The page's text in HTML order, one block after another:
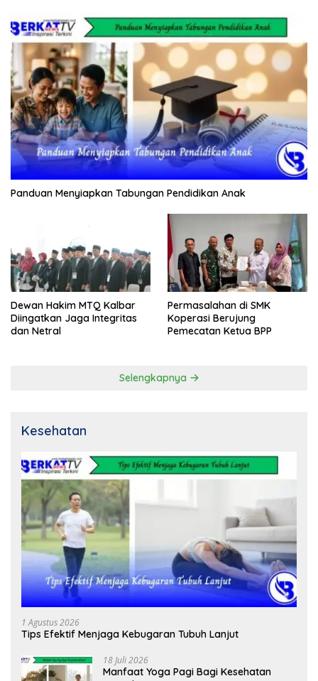
Panduan Menyiapkan Tabungan Pendidikan Anak
Dewan Hakim MTQ Kalbar
Diingatkan Jaga Integritas
dan Netral
Permasalahan di SMK
Koperasi Berujung
Pemecatan Ketua BPP
Selengkapnya
Kesehatan
1 Agustus 2026
Tips Efektif Menjaga Kebugaran Tubuh Lanjut
18 Juli 2026
Manfaat Yoga Pagi Bagi Kesehatan